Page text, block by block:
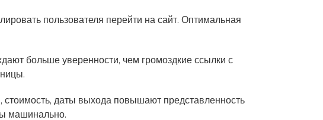
пользователя перейти на сайт. Оптимальная
больше уверенности, чем громоздкие ссылки с
даты выхода повышают представленность
машинально.